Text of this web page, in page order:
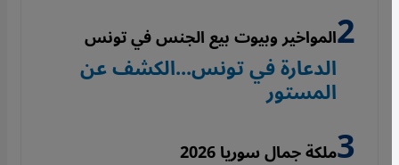
المواخير وبيوت بيع الجنس في تونس
الدعارة في تونس...الكشف عن
المستور
ملكة جمال سوريا 2026